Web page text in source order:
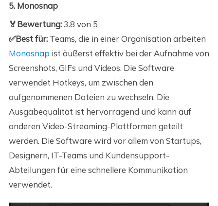
5. Monosnap
🏅Bewertung:3.8 von 5
✅Best für:Teams, die in einer Organisation arbeiten
Monosnap ist äußerst effektiv bei der Aufnahme von
Screenshots, GIFs und Videos. Die Software
verwendet Hotkeys, um zwischen den
aufgenommenen Dateien zu wechseln. Die
Ausgabequalität ist hervorragend und kann auf
anderen Video-Streaming-Plattformen geteilt
werden. Die Software wird vor allem von Startups,
Designern, IT-Teams und Kundensupport-
Abteilungen für eine schnellere Kommunikation
verwendet.